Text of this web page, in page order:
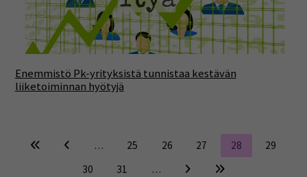
Enemmistö Pk-yrityksistä tunnistaa kestävän
liiketoiminnan hyötyjä
… 25 26 27 28
29
30
31 …